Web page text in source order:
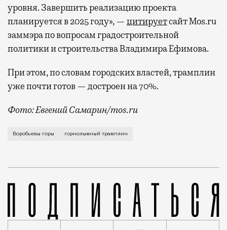
уровня. Завершить реализацию проекта
планируется в 2025 году», — цитируетсайт Mos.ru
заммэра по вопросам градостроительной
политики и строительства Владимира Ефимова.
При этом, по словам городских властей, трамплин
уже почти готов — достроен на 70%.
Фото: Евгений Самарин/mos.ru
У трамплина на Воробьевых судьба сложная:
Воробьевы горы горнолыжный трамплин